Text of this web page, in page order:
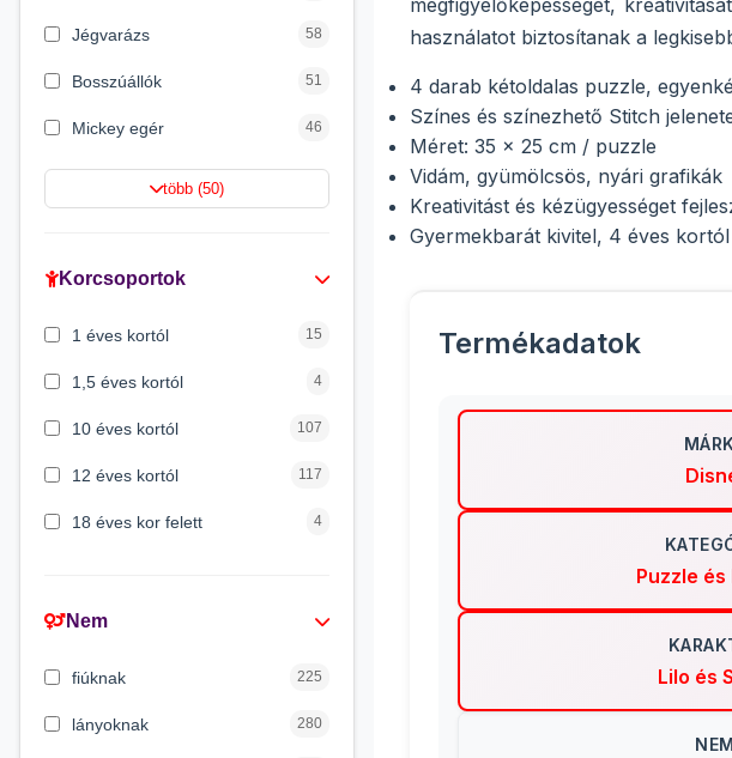
Jégvarázs 58
Bosszúállók 51
Mickey egér 46
Lilo és Stitch 43
Gabi babaháza
több (50)
Korcsoportok
1 éves kortól 15
1,5 éves kortól 4
10 éves kortól 107
12 éves kortól 117
18 éves kor felett 4
3 éves kortól 309
Nem
fiúknak 225
lányoknak 280
megfigyelőképességét,
használatot biztosítanak a
4 darab kétoldalas puzzle,
Színes és színezhető Stitch
Méret: 35 x 25 cm / puzzle
Vidám, gyümölcsös, nyári grafikák
Kreativitást és kézügyességet
Gyermekbarát kivitel, 4 éves kortól
Termékadatok
Puzzle
Lilo és